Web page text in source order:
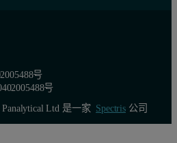
号
Ltd 是一家 Spectris公司